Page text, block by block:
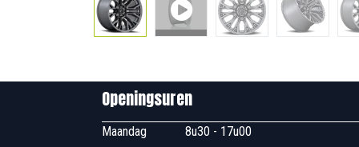
Openingsuren
Maandag ​8u30 -